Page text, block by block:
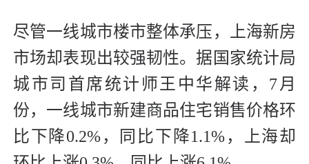
尽管一线城市楼市整体承压，上海新房
市场却表现出较强韧性。据国家统计局
城市司首席统计师王中华解读，7月
份，一线城市新建商品住宅销售价格环
比下降0.2%，同比下降1.1%，上海却